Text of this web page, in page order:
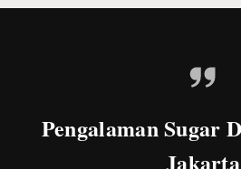
Pengalaman Sugar
Jakarta